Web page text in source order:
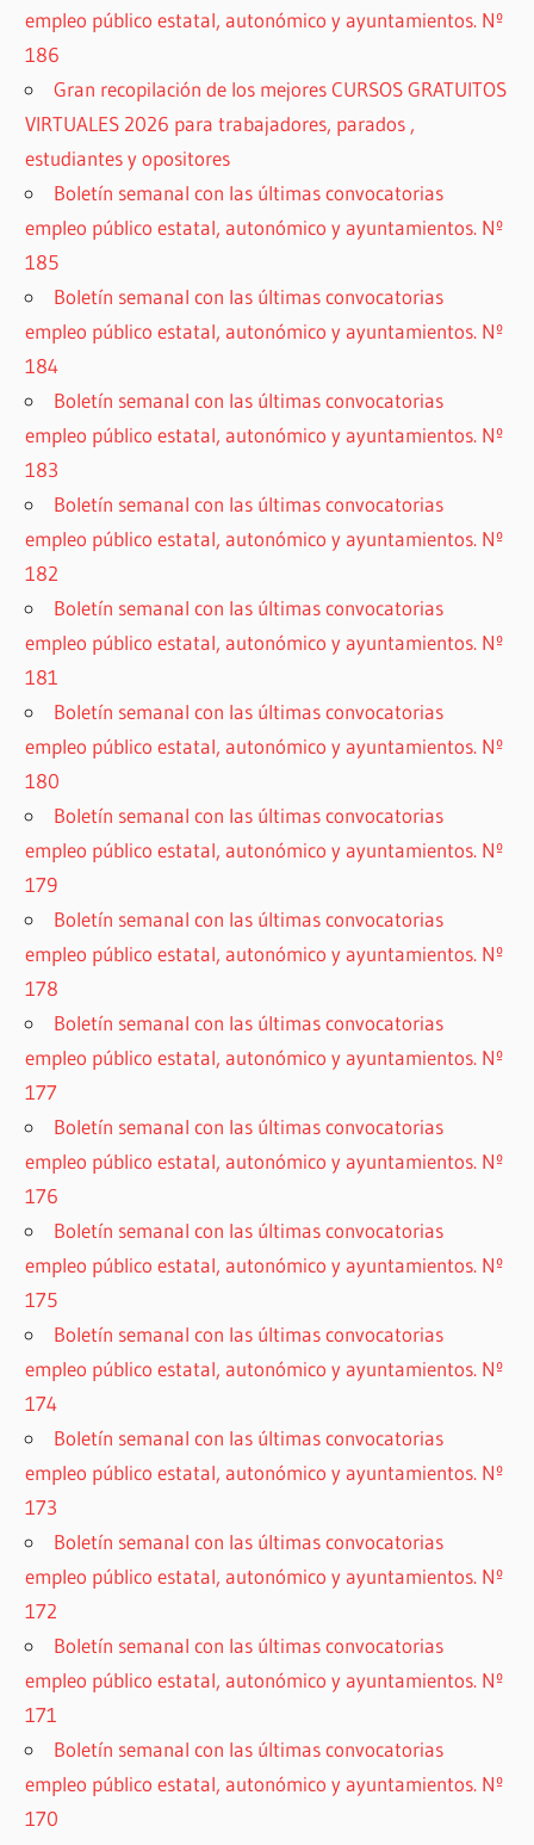
empleo público estatal, autonómico y ayuntamientos. Nº
186
Gran recopilación de los mejores CURSOS GRATUITOS
VIRTUALES 2026 para trabajadores, parados ,
estudiantes y opositores
Boletín semanal con las últimas convocatorias
empleo público estatal, autonómico y ayuntamientos. Nº
185
Boletín semanal con las últimas convocatorias
empleo público estatal, autonómico y ayuntamientos. Nº
184
Boletín semanal con las últimas convocatorias
empleo público estatal, autonómico y ayuntamientos. Nº
183
Boletín semanal con las últimas convocatorias
empleo público estatal, autonómico y ayuntamientos. Nº
182
Boletín semanal con las últimas convocatorias
empleo público estatal, autonómico y ayuntamientos. Nº
181
Boletín semanal con las últimas convocatorias
empleo público estatal, autonómico y ayuntamientos. Nº
180
Boletín semanal con las últimas convocatorias
empleo público estatal, autonómico y ayuntamientos. Nº
179
Boletín semanal con las últimas convocatorias
empleo público estatal, autonómico y ayuntamientos. Nº
178
Boletín semanal con las últimas convocatorias
empleo público estatal, autonómico y ayuntamientos. Nº
177
Boletín semanal con las últimas convocatorias
empleo público estatal, autonómico y ayuntamientos. Nº
176
Boletín semanal con las últimas convocatorias
empleo público estatal, autonómico y ayuntamientos. Nº
175
Boletín semanal con las últimas convocatorias
empleo público estatal, autonómico y ayuntamientos. Nº
174
Boletín semanal con las últimas convocatorias
empleo público estatal, autonómico y ayuntamientos. Nº
173
Boletín semanal con las últimas convocatorias
empleo público estatal, autonómico y ayuntamientos. Nº
172
Boletín semanal con las últimas convocatorias
empleo público estatal, autonómico y ayuntamientos. Nº
171
Boletín semanal con las últimas convocatorias
empleo público estatal, autonómico y ayuntamientos. Nº
170